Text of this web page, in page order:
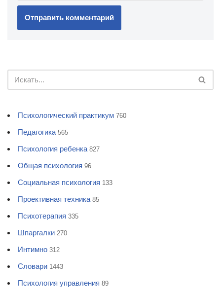
Психологический практикум 760
Педагогика 565
Психология ребенка 827
Общая психология 96
Социальная психология 133
Проективная техника 85
Психотерапия 335
Шпаргалки 270
Интимно 312
Словари 1443
Психология управления 89